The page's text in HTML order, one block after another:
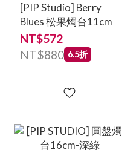
[PIP Studio] Berry
Blues 松果燭台11cm
NT$572
NT$880 6.5折